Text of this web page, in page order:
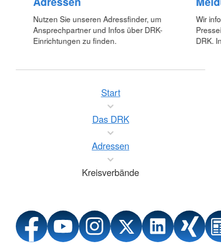
Nutzen Sie unseren Adressfinder, um
Ansprechpartner und Infos über DRK-
Einrichtungen zu finden.
Wir
DRK.
Start
Das DRK
Adressen
Kreisverbände